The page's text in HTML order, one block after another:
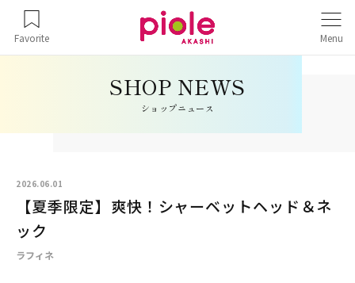
Favorite Menu
ショップニュース
2026.06.01
【夏季限定】爽快！シャーベットヘッド＆ネ
ック
ラフィネ